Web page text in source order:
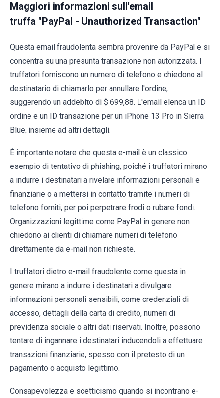
Maggiori informazioni sull'email
truffa "PayPal - Unauthorized Transaction"
Questa email fraudolenta sembra provenire da PayPal e si
concentra su una presunta transazione non autorizzata. I
truffatori forniscono un numero di telefono e chiedono al
destinatario di chiamarlo per annullare l'ordine,
suggerendo un addebito di $ 699,88. L'email elenca un ID
ordine e un ID transazione per un iPhone 13 Pro in Sierra
Blue, insieme ad altri dettagli.
È importante notare che questa e-mail è un classico
esempio di tentativo di phishing, poiché i truffatori mirano
a indurre i destinatari a rivelare informazioni personali e
finanziarie o a mettersi in contatto tramite i numeri di
telefono forniti, per poi perpetrare frodi o rubare fondi.
Organizzazioni legittime come PayPal in genere non
chiedono ai clienti di chiamare numeri di telefono
direttamente da e-mail non richieste.
I truffatori dietro e-mail fraudolente come questa in
genere mirano a indurre i destinatari a divulgare
informazioni personali sensibili, come credenziali di
accesso, dettagli della carta di credito, numeri di
previdenza sociale o altri dati riservati. Inoltre, possono
tentare di ingannare i destinatari inducendoli a effettuare
transazioni finanziarie, spesso con il pretesto di un
pagamento o acquisto legittimo.
Consapevolezza e scetticismo quando si incontrano e-